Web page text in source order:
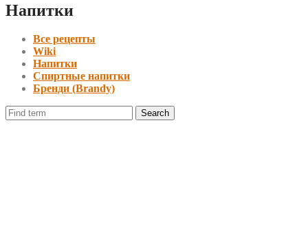
Напитки
Все рецепты
Wiki
Напитки
Спиртные напитки
Бренди (Brandy)